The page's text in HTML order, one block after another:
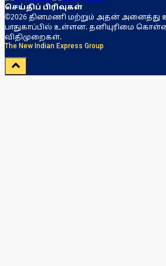
செய்திப் பிரிவுகள்
©2026 தினமணி மற்றும் அதன்
பாதுகாப்பில் உள்ளன. தனியுரிமை
விதிமுறைகள்.
The New Indian Express Group